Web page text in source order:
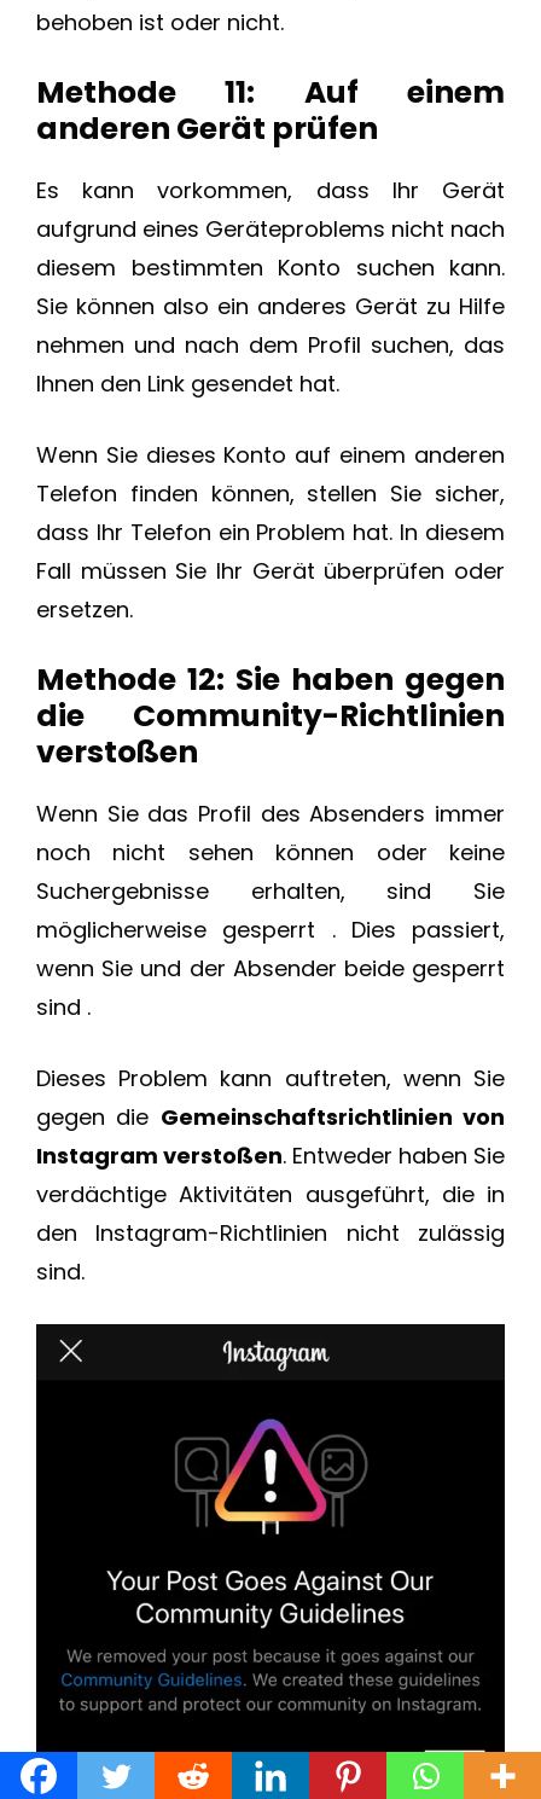
behoben ist oder nicht.
Methode 11: Auf einem
anderen Gerät prüfen
Es kann vorkommen, dass Ihr Gerät
aufgrund eines Geräteproblems nicht nach
diesem bestimmten Konto suchen kann.
Sie können also ein anderes Gerät zu Hilfe
nehmen und nach dem Profil suchen, das
Ihnen den Link gesendet hat.
Wenn Sie dieses Konto auf einem anderen
Telefon finden können, stellen Sie sicher,
dass Ihr Telefon ein Problem hat. In diesem
Fall müssen Sie Ihr Gerät überprüfen oder
ersetzen.
Methode 12: Sie haben gegen
die Community-Richtlinien
verstoßen
Wenn Sie das Profil des Absenders immer
noch nicht sehen können oder keine
Suchergebnisse erhalten, sind Sie
möglicherweise gesperrt . Dies passiert,
wenn Sie und der Absender beide gesperrt
sind .
Dieses Problem kann auftreten, wenn Sie
gegen die Gemeinschaftsrichtlinien von
Instagram verstoßen. Entweder haben Sie
verdächtige Aktivitäten ausgeführt, die in
den Instagram-Richtlinien nicht zulässig
sind.